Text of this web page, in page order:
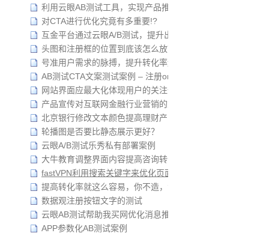
利用云眼AB测试工具，实现产品推广的低成本、高回报
对CTA进行优化究竟有多重要!?
互金平台通过云眼A/B测试，提升出借端续约转化率
头图和注册框的位置到底该怎么放？
号准用户需求的脉搏，提升转化率还难吗？
AB测试CTA文案测试案例 – 注册or领取？
网站界面应最大化体现用户的关注信息
产品宣传对互联网金融行业营销的重要性
北京银行修改文本颜色提高理财产品查看率
轮播图是否要比静态展示更好？
云眼A/B测试乐秀私有部署案例
大牛教育调整界面内容提高咨询转化率
fastVPN利用搜索关键字来优化页面
提高转化率就这么容易，你不造，浪费广告费怨谁呢？
数据观注册按钮文字的测试
云眼AB测试帮助我买网优化消息推送
APP参数化AB测试案例